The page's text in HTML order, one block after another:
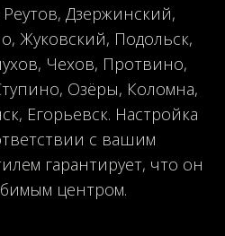
Дзержинский,
Жуковский, Подольск,
Чехов, Протвино,
Озёры, Коломна,
Егорьевск. Настройка
с вашим
гарантирует, что он
центром.